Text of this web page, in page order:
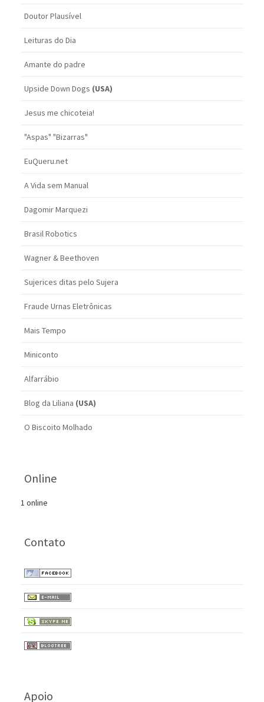
Doutor Plausível
Leituras do Dia
Amante do padre
Upside Down Dogs (USA)
Jesus me chicoteia!
"Aspas" "Bizarras"
EuQueru.net
A Vida sem Manual
Dagomir Marquezi
Brasil Robotics
Wagner & Beethoven
Sujerices ditas pelo Sujera
Fraude Urnas Eletrônicas
Mais Tempo
Miniconto
Alfarrábio
Blog da Liliana (USA)
O Biscoito Molhado
Online
1 online
Contato
Apoio